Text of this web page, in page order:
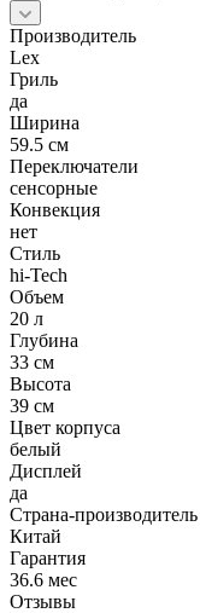
Производитель
Lex
Гриль
да
Ширина
59.5 см
Переключатели
сенсорные
Конвекция
нет
Стиль
hi-Tech
Объем
20 л
Глубина
33 см
Высота
39 см
Цвет корпуса
белый
Дисплей
да
Страна-производитель
Китай
Гарантия
36.6 мес
Отзывы